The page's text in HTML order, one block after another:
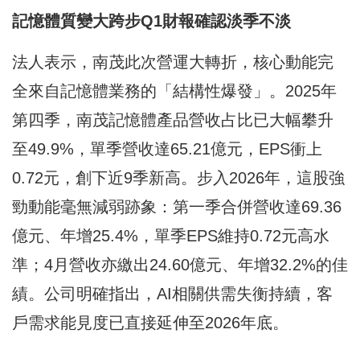
記憶體質變大跨步Q1財報確認淡季不淡
法人表示，南茂此次營運大轉折，核心動能完
全來自記憶體業務的「結構性爆發」。2025年
第四季，南茂記憶體產品營收占比已大幅攀升
至49.9%，單季營收達65.21億元，EPS衝上
0.72元，創下近9季新高。步入2026年，這股強
勁動能毫無減弱跡象：第一季合併營收達69.36
億元、年增25.4%，單季EPS維持0.72元高水
準；4月營收亦繳出24.60億元、年增32.2%的佳
績。公司明確指出，AI相關供需失衡持續，客
戶需求能見度已直接延伸至2026年底。